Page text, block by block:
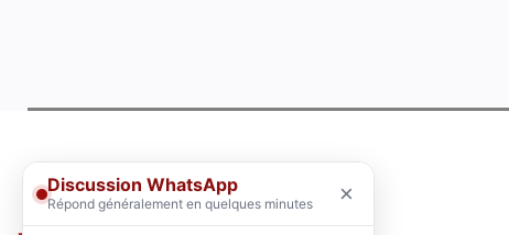
Discussion WhatsApp
Répond généralement en quelques minutes ×